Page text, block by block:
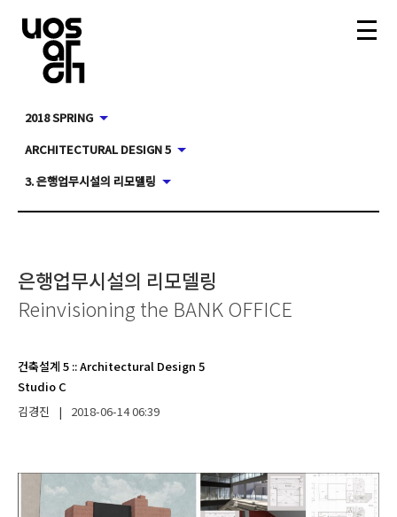
2018 SPRING
ARCHITECTURAL DESIGN 5
3. 은행업무시설의 리모델링
은행업무시설의 리모델링
Reinvisioning the BANK OFFICE
건축설계 5 ::Architectural Design 5
Studio C
김경진
| 2018-06-1406:39